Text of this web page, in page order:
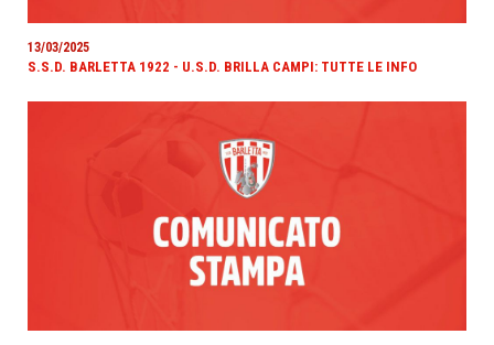
13/03/2025
S.S.D. BARLETTA 1922 - U.S.D. BRILLA CAMPI: TUTTE LE INFO